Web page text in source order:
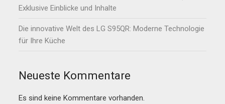
Exklusive Einblicke und Inhalte
Die innovative Welt des LG S95QR: Moderne Technologie
für Ihre Küche
Neueste Kommentare
Es sind keine Kommentare vorhanden.